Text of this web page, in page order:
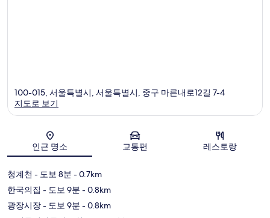
지도
100-015, 서울특별시, 서울특별시, 중구 마른내로12길 7-4
지도로 보기
인근 명소 교통편 레스토랑
청계천 - 도보 8분 - 0.7km
한국의집 - 도보 9분 - 0.8km
광장시장- 도보 9분 - 0.8km